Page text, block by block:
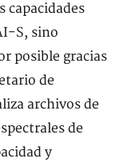
capacidades
S, sino
posible gracias
de
archivos de
de
y